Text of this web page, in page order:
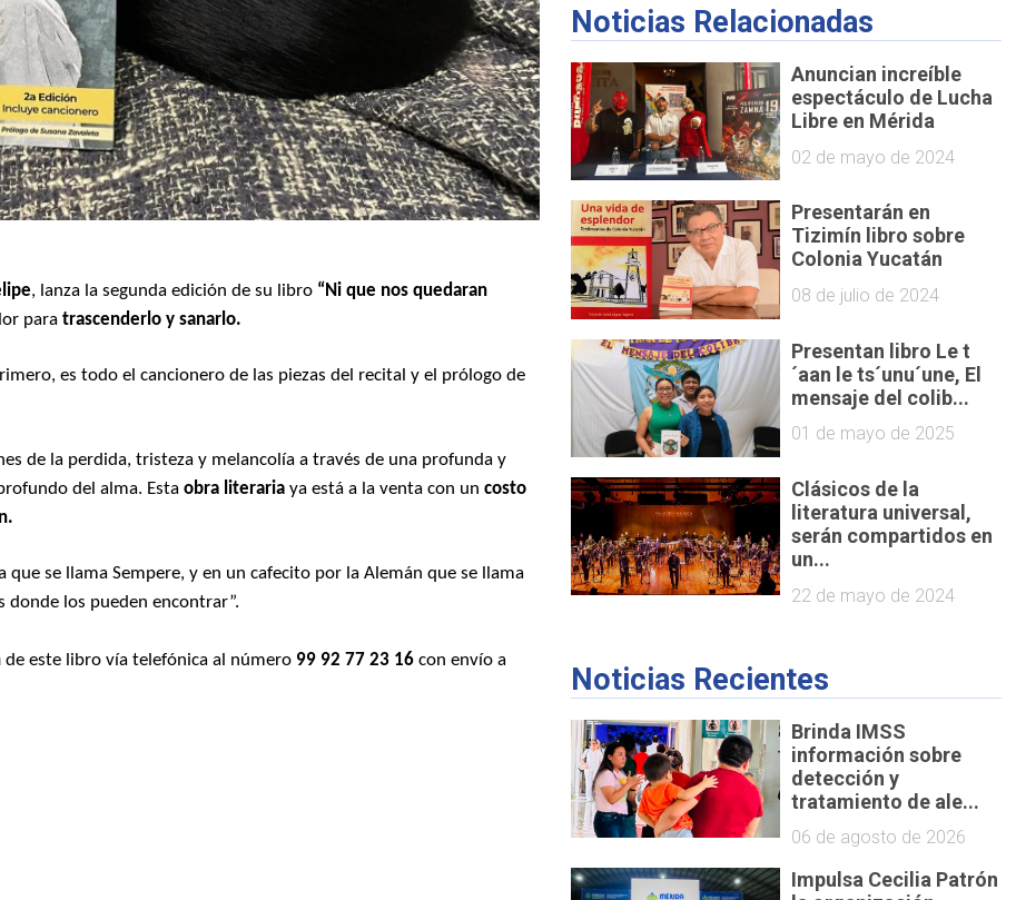
, lanza la segunda edición de su libro “Ni que nos quedaran
paratrascenderlo y sanarlo.
es todo el cancionero de las piezas del recital y el prólogo de
de la perdida, tristeza y melancolía a través de una profunda y
del alma. Esta obra literaria ya está a la venta con uncosto
se llama Sempere, y en un cafecito por la Alemán que se llama
donde los pueden encontrar”.
de este libro vía telefónica al número 99 92 77 23 16 con envío a
Noticias Relacionadas
Anuncian increíble
espectáculo de Lucha
Libre en Mérida
02 de mayo de 2024
Presentarán en
Tizimín libro sobre
Colonia Yucatán
08 de julio de 2024
Presentan libro Le t
´aan le ts´unu´une, El
mensaje del colib...
01 de mayo de 2025
Clásicos de la
literatura universal,
serán compartidos en
un...
22 de mayo de 2024
Noticias Recientes
Brinda IMSS
información sobre
detección y
tratamiento de ale...
06 de agosto de 2026
Impulsa Cecilia Patrón